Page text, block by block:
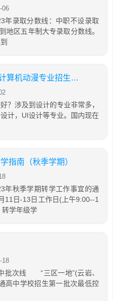
06
年录取分数线：中职不设录取
地区五年制大专录取分数线。
贵州清镇中等职业技术学校计算机动漫专业招生简介
？涉及到设计的专业非常多，
计，UI设计等专业。国内现在
指南（秋季学期）
年秋季学期转学工作事宜的通
11日-13日工作日(上午9:00--1
学年级学
18
批次线 “三区一地”(云岩、
高中学校招生第一批次最低控